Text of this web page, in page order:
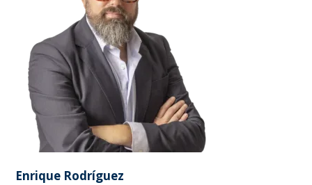
Enrique Rodríguez